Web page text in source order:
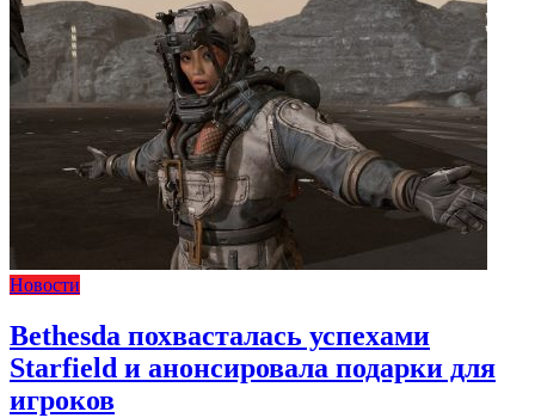
Новости
Bethesda похвасталась успехами
Starfield и анонсировала подарки для
игроков